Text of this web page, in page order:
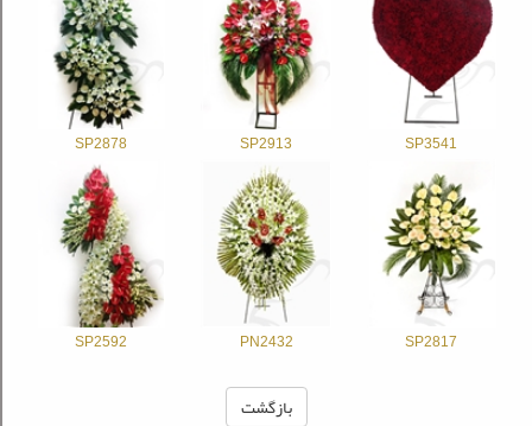
SP3541
SP2913
SP2878
SP2817
PN2432
SP2592
بازگشت